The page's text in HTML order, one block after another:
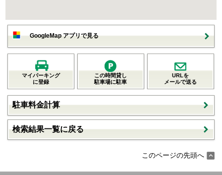
GoogleMap アプリで見る
マイパーキング
に登録
この時間貸し
駐車場に駐車
URLを
メールで送る
駐車料金計算
検索結果一覧に戻る
このページの先頭へ